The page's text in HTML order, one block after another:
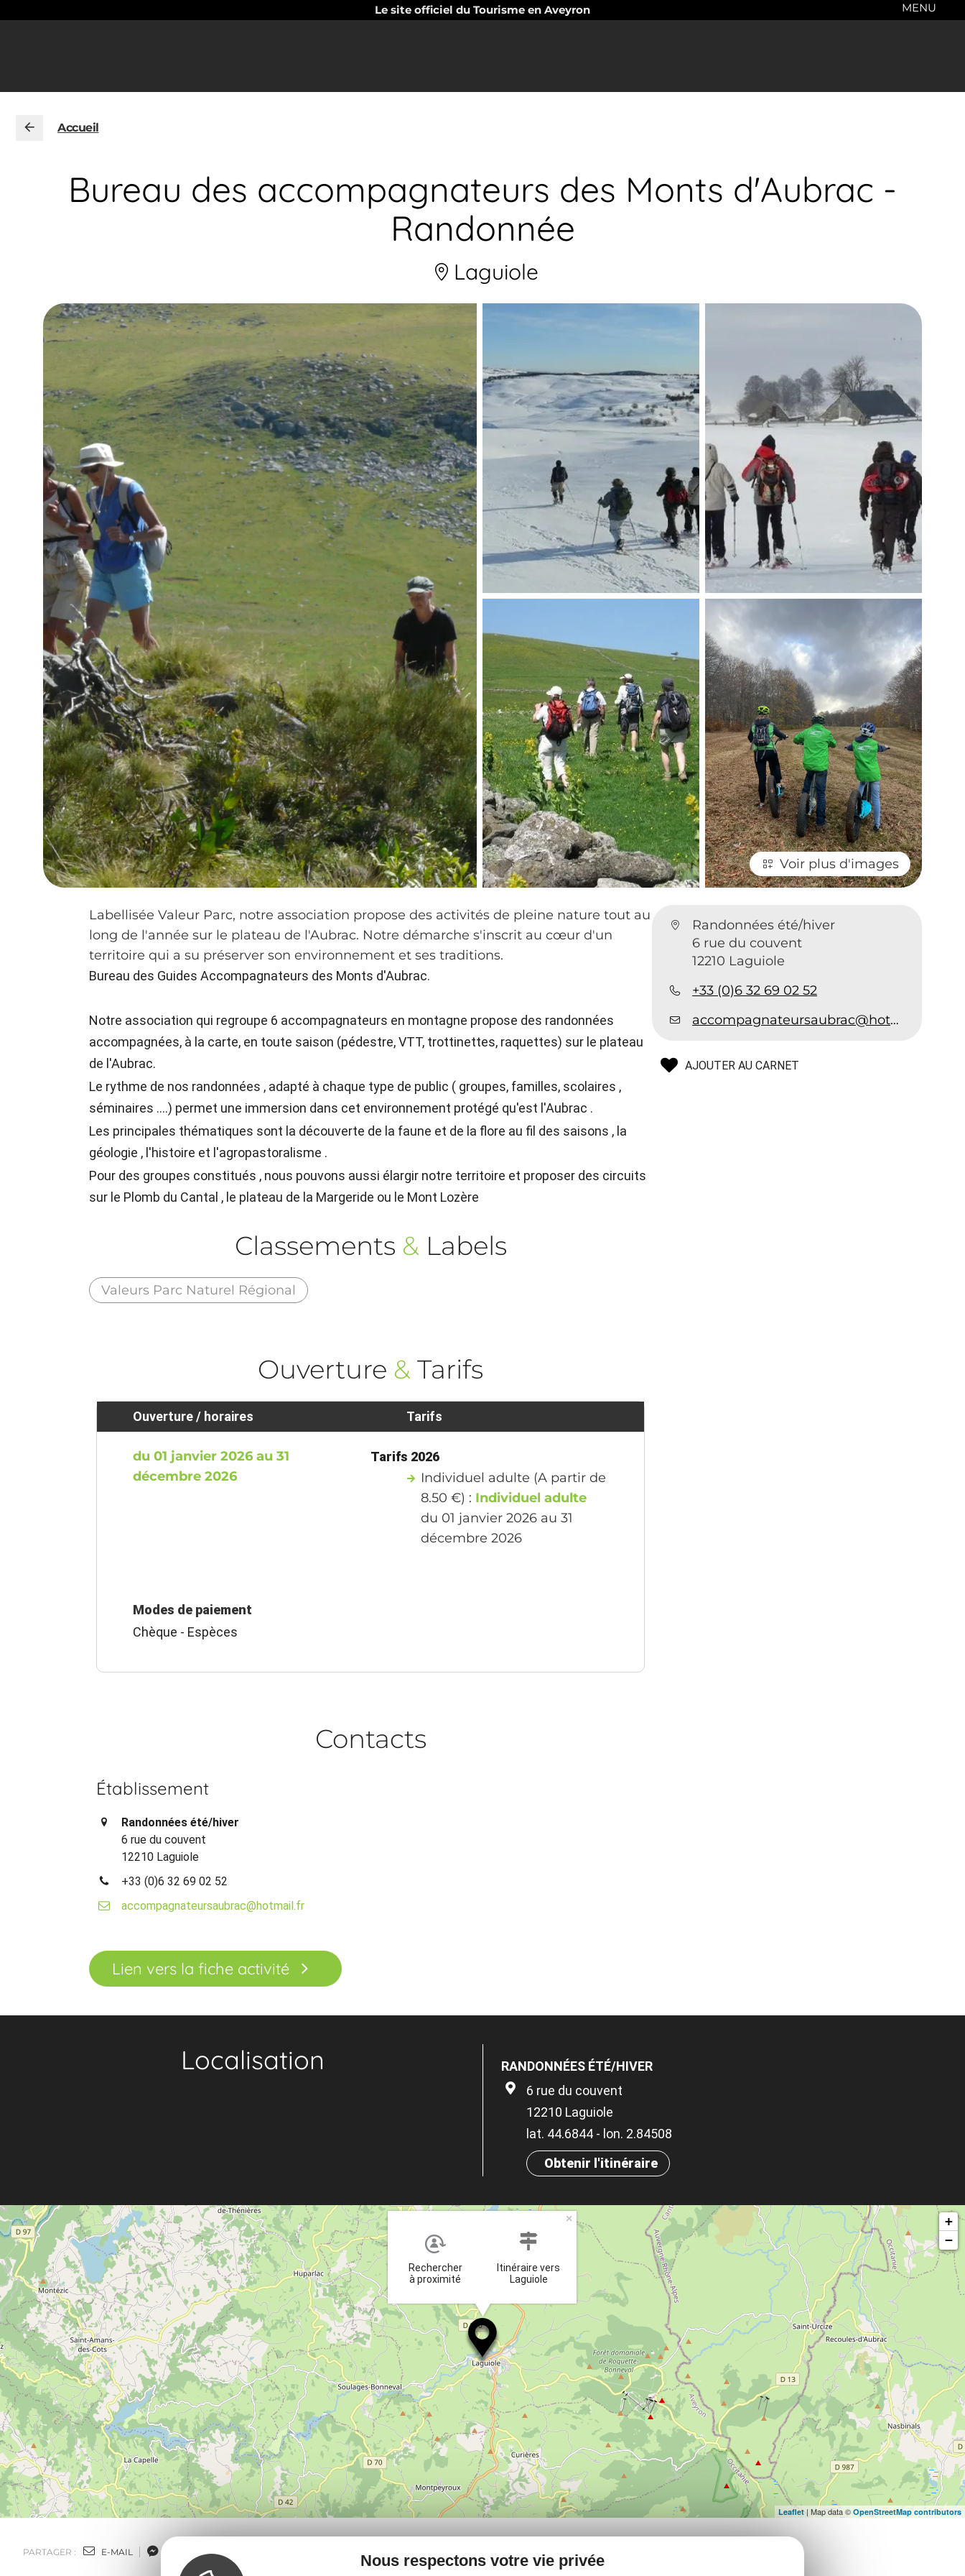
Le site officiel du Tourisme en Aveyron MENU
Accueil
Bureau des accompagnateurs des Monts d'Aubrac -
Randonnée
Laguiole
Voir plus d'images
Randonnées été/hiver
6 rue du couvent
12210 Laguiole
+33 (0)6 32 69 02 52
accompagnateursaubrac@hotmail.fr
AJOUTER AU CARNET
Labellisée Valeur Parc, notre association propose des activités de pleine nature tout au
long de l'année sur le plateau de l'Aubrac. Notre démarche s'inscrit au cœur d'un
territoire qui a su préserver son environnement et ses traditions.
Bureau des Guides Accompagnateurs des Monts d'Aubrac.
Notre association qui regroupe 6 accompagnateurs en montagne propose des randonnées
accompagnées, à la carte, en toute saison (pédestre, VTT, trottinettes, raquettes) sur le plateau
de l'Aubrac.
Le rythme de nos randonnées , adapté à chaque type de public ( groupes, familles, scolaires ,
séminaires ....) permet une immersion dans cet environnement protégé qu'est l'Aubrac .
Les principales thématiques sont la découverte de la faune et de la flore au fil des saisons , la
géologie , l'histoire et l'agropastoralisme .
Pour des groupes constitués , nous pouvons aussi élargir notre territoire et proposer des circuits
sur le Plomb du Cantal , le plateau de la Margeride ou le Mont Lozère
Classements & Labels
Valeurs Parc Naturel Régional
Ouverture & Tarifs
Ouverture / horaires
du 01 janvier 2026 au 31
décembre 2026
Tarifs
Tarifs 2026
Individuel adulte (A partir de
8.50 €) : Individuel adulte
du 01 janvier 2026 au 31
décembre 2026
Modes de paiement
Chèque - Espèces
Contacts
Établissement
Randonnées été/hiver
6 rue du couvent
12210 Laguiole
+33 (0)6 32 69 02 52
accompagnateursaubrac@hotmail.fr
Lien vers la fiche activité
Localisation
RANDONNÉES ÉTÉ/HIVER
6 rue du couvent
12210 Laguiole
lat. 44.6844 - lon. 2.84508
Obtenir l'itinéraire
Rechercher
à proximité
Itinéraire vers
Laguiole
×
+
−
Leaflet | Map data © OpenStreetMap contributors
PARTAGER : E-MAIL MESSENGER Nous respectons votre vie privée